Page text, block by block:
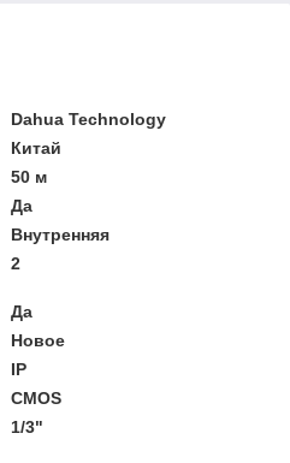
Dahua Technology
Китай
50 м
Да
Внутренняя
2
Да
Новое
IP
CMOS
1/3"